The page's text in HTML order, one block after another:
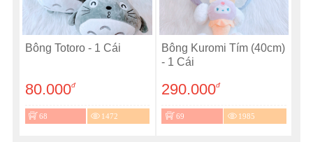
Bông Totoro - 1 Cái
80.000đ
68 1472
Bông Kuromi Tím (40cm)
- 1 Cái
290.000đ
69 1985